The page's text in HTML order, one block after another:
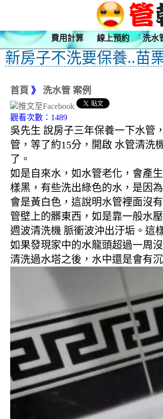
費用計算 線上預約 洗水
新房子不洗要保養..苗
首頁 》 洗水管 案例
觀看次數：1489
吳先生 說房子三年保養一下水管
管，等了約15分，開啟 水管清洗
了。
如是自來水，如水管老化，會產
樣黑，有些洗出綠色的水，是因
會是黃白色，這說明水管裡面沒
管壁上的髒東西，如是靠一般水
週波清洗機 脈衝波沖出汙垢。這
如果發現家中的水龍頭超過一周
清洗過水塔之後，水中還是會有